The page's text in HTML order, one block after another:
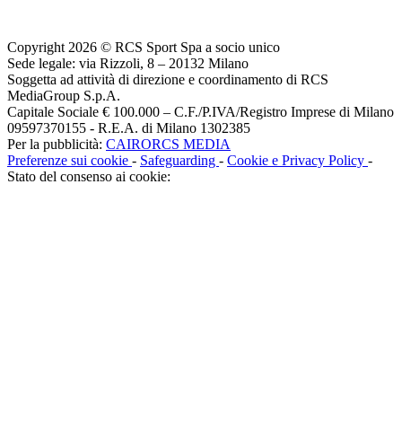
Copyright 2026 © RCS Sport Spa a socio unico
Sede legale: via Rizzoli, 8 – 20132 Milano
Soggetta ad attività di direzione e coordinamento di RCS
MediaGroup S.p.A.
Capitale Sociale € 100.000 – C.F./P.IVA/Registro Imprese di Milano
09597370155 - R.E.A. di Milano 1302385
Per la pubblicità: CAIRORCS MEDIA
Preferenze sui cookie - Safeguarding - Cookie e Privacy Policy -
Stato del consenso ai cookie: